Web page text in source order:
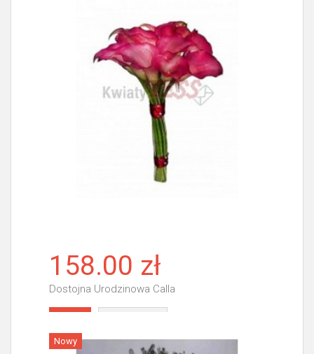
158.00 zł
Dostojna Urodzinowa Calla
Nowy